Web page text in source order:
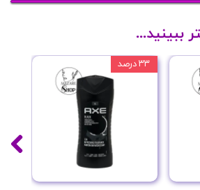
۳۳ درصد
ببینید...